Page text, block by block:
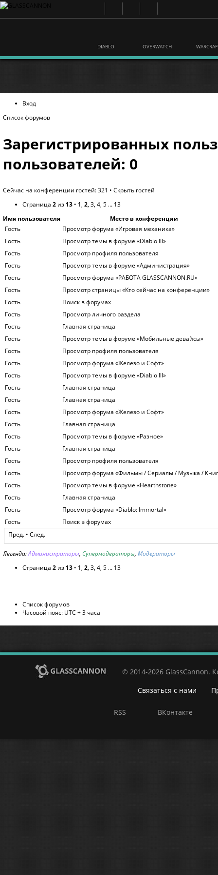
DIABLO OVERWATCH
Вход
Список форумов
Зарегистрированных
пользователей: 0
Сейчас на конференции гостей: 321 • Скрыть гостей
Страница 2 из 13 • 1, 2, 3, 4, 5 ... 13
Имя пользователя
Место в конференции
Гость
Просмотр форума «Игровая механика»
Гость
Просмотр темы в форуме «Diablo III»
Гость
Просмотр профиля пользователя
Гость
Просмотр темы в форуме «Администрация»
Гость
Просмотр форума «РАБОТА GLASSCANNON.RU»
Гость
Просмотр страницы «Кто сейчас на конференции»
Гость
Поиск в форумах
Гость
Просмотр личного раздела
Гость
Главная страница
Гость
Просмотр темы в форуме «Мобильные девайсы»
Гость
Просмотр профиля пользователя
Гость
Просмотр форума «Железо и Софт»
Гость
Просмотр темы в форуме «Diablo III»
Гость
Главная страница
Гость
Главная страница
Гость
Просмотр форума «Железо и Софт»
Гость
Главная страница
Гость
Просмотр темы в форуме «Разное»
Гость
Главная страница
Гость
Просмотр профиля пользователя
Гость
Просмотр форума «Фильмы / Сериалы / Музыка /
Гость
Просмотр темы в форуме «Hearthstone»
Гость
Главная страница
Гость
Просмотр форума «Diablo: Immortal»
Гость
Поиск в форумах
Пред.• След.
Легенда:Администраторы, Супермодераторы, Модераторы
Страница 2 из 13 • 1, 2, 3, 4, 5 ... 13
Список форумов
Часовой пояс: UTC + 3 часа
© 2014-2026 GlassCannon.
Связаться с нами
RSS ВКонтакте